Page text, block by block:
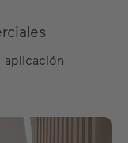
aplicación